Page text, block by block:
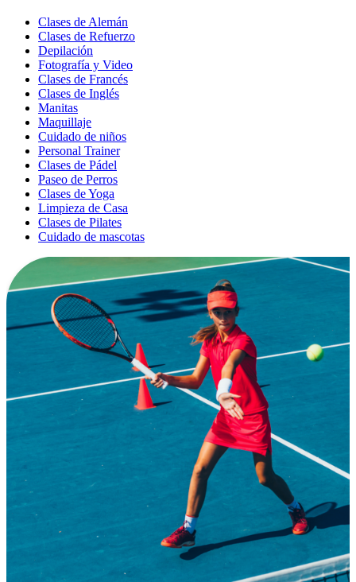
Clases de Alemán
Clases de Refuerzo
Depilación
Fotografía y Video
Clases de Francés
Clases de Inglés
Manitas
Maquillaje
Cuidado de niños
Personal Trainer
Clases de Pádel
Paseo de Perros
Clases de Yoga
Limpieza de Casa
Clases de Pilates
Cuidado de mascotas